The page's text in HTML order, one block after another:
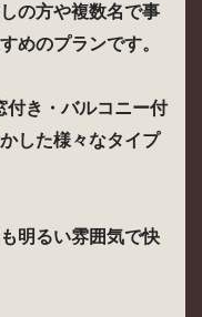
の方や複数名で事
めのプランです。
付き・バルコニー付
した様々なタイプ
明るい雰囲気で快